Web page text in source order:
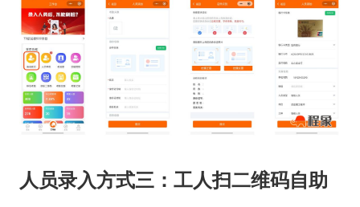
人员录入方式三：工人扫二维码自助